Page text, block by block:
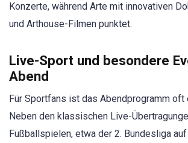
Konzerte, während Arte mit innovativen
und Arthouse-Filmen punktet.
Live-Sport und besondere
Abend
Für Sportfans ist das Abendprogramm oft
Neben den klassischen Live-
Fußballspielen, etwa der 2. Bundesliga